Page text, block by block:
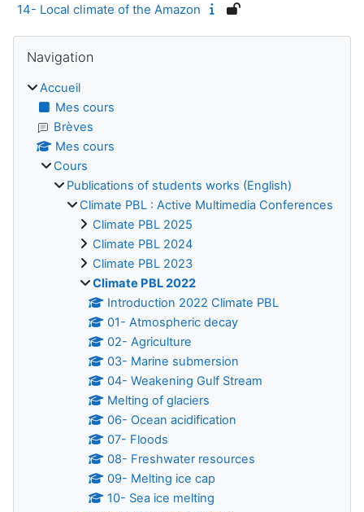
14- Local climate of the Amazon
Blocs
Navigation
Accueil
Mes cours
Brèves
Mes cours
Cours
Publications of students works (English)
Climate PBL : Active Multimedia Conferences
Climate PBL 2025
Climate PBL 2024
Climate PBL 2023
Climate PBL 2022
Introduction 2022 Climate PBL
01- Atmospheric decay
02- Agriculture
03- Marine submersion
04- Weakening Gulf Stream
Melting of glaciers
06- Ocean acidification
07- Floods
08- Freshwater resources
09- Melting ice cap
10- Sea ice melting